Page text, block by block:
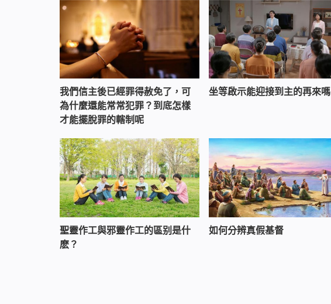
我們信主後已經罪得赦免了，可
為什麼還能常常犯罪？到底怎樣
才能擺脫罪的轄制呢
坐等啟示能迎接到主的再來嗎
聖靈作工與邪靈作工的區别是什
麽？
如何分辨真假基督